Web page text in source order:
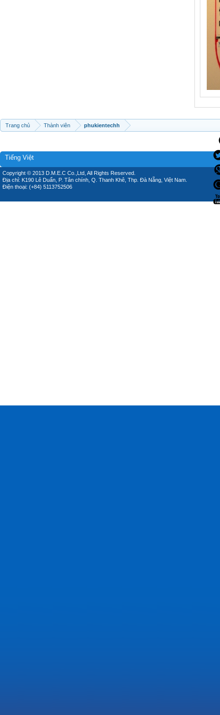
Trang chủ Thành viên phukientechh
Tiếng Việt
Copyright © 2013 D.M.E.C Co.,Ltd, All Rights Reserved.
Địa chỉ: K190 Lê Duẩn, P. Tân chính, Q. Thanh Khê, Thp. Đà Nẵng, Việt Nam.
Điện thoại: (+84) 5113752506